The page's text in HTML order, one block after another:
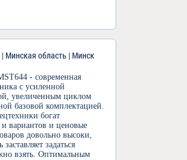
| Минская область | Минск
- современная
с усиленной
увеличенным циклом
базовой комплектацией.
богат
вариантов и ценовые
довольно высоки,
задаться
взять. Оптимальным